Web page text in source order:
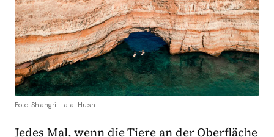
Foto: Shangri-La al Husn
Jedes Mal, wenn die Tiere an der Oberfläche